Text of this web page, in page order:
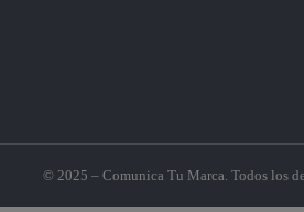
© 2025 – Comunica Tu Marca. Todos los